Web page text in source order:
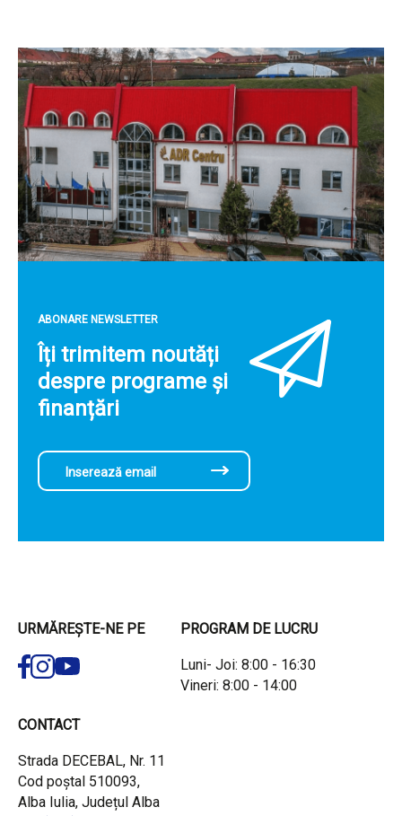
ABONARE NEWSLETTER
Îți trimitem noutăți
despre programe și
finanțări
URMĂREȘTE-NE PE PROGRAM DE LUCRU
Luni- Joi: 8:00 - 16:30
Vineri: 8:00 - 14:00
CONTACT
Strada DECEBAL, Nr. 11
Cod poștal 510093,
Alba Iulia, Județul Alba